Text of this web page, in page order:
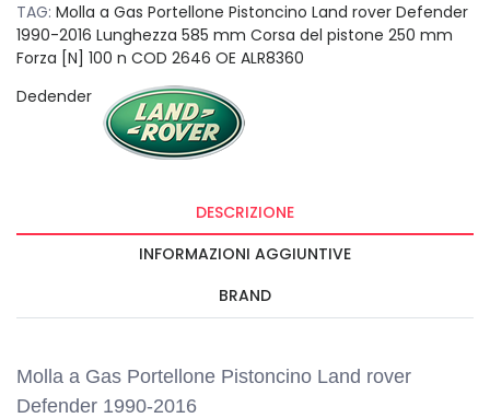
TAG: Molla a Gas Portellone Pistoncino Land rover Defender
1990-2016 Lunghezza 585 mm Corsa del pistone 250 mm
Forza [N] 100 n COD 2646 OE ALR8360
Dedender
DESCRIZIONE
INFORMAZIONI AGGIUNTIVE
BRAND
Molla a Gas Portellone Pistoncino Land rover
Defender 1990-2016